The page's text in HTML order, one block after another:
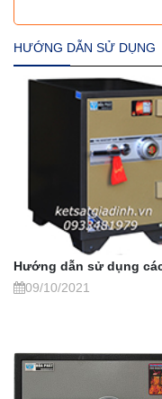
HƯỚNG DẪN SỬ DỤNG
Hướng dẫn sử dụng
09/10/2021